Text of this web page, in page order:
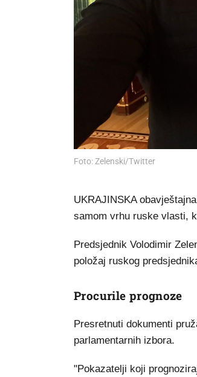
Foto: Zelenski/Twitter
UKRAJINSKA
samom vrhu ruske vlasti,
Predsjednik Volodimir
položaj ruskog
Procurile prognoze
Presretnuti dokumenti
parlamentarnih izbora.
"Pokazatelji koji